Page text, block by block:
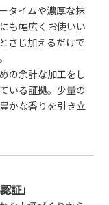
タイムや濃厚な抹
も幅広くお使いい
さじ加えるだけで
の余計な加工をし
いる証拠。少量の
かな香りを引き立
証」